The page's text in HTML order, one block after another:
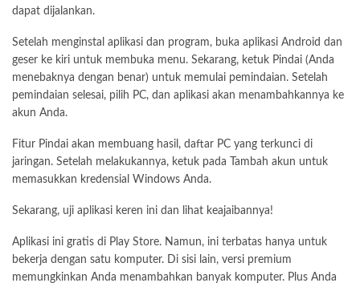
dapat dijalankan.
Setelah menginstal aplikasi dan program, buka aplikasi Android dan
geser ke kiri untuk membuka menu. Sekarang, ketuk Pindai (Anda
menebaknya dengan benar) untuk memulai pemindaian. Setelah
pemindaian selesai, pilih PC, dan aplikasi akan menambahkannya ke
akun Anda.
Fitur Pindai akan membuang hasil, daftar PC yang terkunci di
jaringan. Setelah melakukannya, ketuk pada Tambah akun untuk
memasukkan kredensial Windows Anda.
Sekarang, uji aplikasi keren ini dan lihat keajaibannya!
Aplikasi ini gratis di Play Store. Namun, ini terbatas hanya untuk
bekerja dengan satu komputer. Di sisi lain, versi premium
memungkinkan Anda menambahkan banyak komputer. Plus Anda